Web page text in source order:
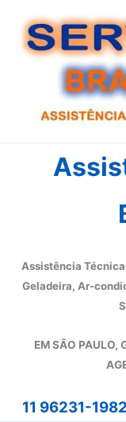
para
Assistência
Geladeira, Ar-
EM SÃO PAULO,
A
11 96231-